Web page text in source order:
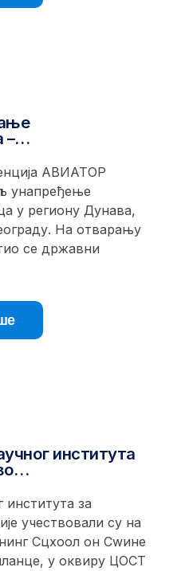
–…
АВИАТОР
унапређење
у региону Дунава,
На отварању
се државни
института
за
учествовали су на
Сцхоол он Сwине
у оквиру ЦОСТ